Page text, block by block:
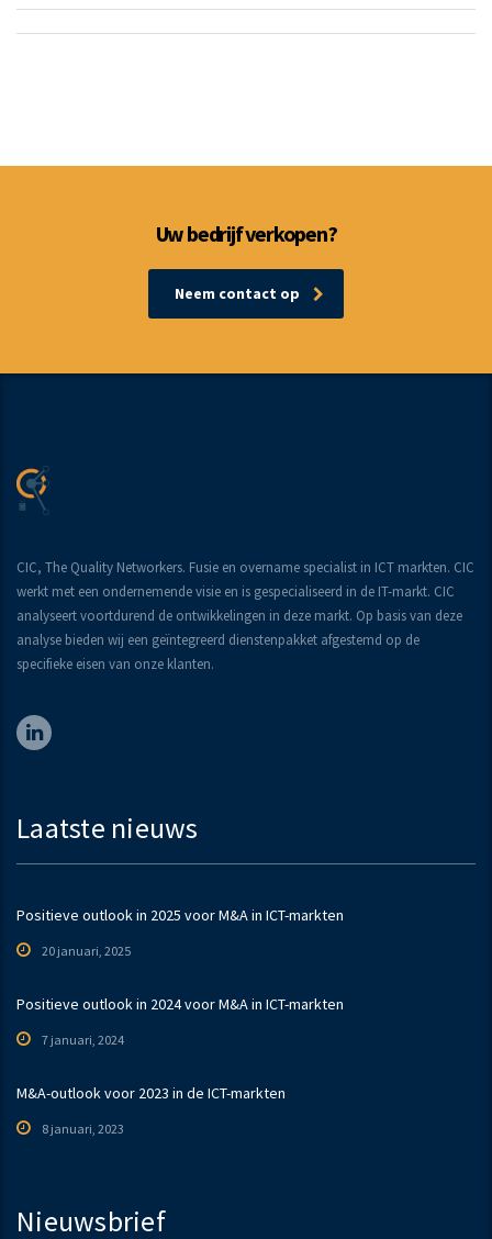
Uw bedrijf verkopen?
Neem contact op
CIC, The Quality Networkers. Fusie en overname specialist in ICT markten. CIC
werkt met een ondernemende visie en is gespecialiseerd in de IT-markt. CIC
analyseert voortdurend de ontwikkelingen in deze markt. Op basis van deze
analyse bieden wij een geïntegreerd dienstenpakket afgestemd op de
specifieke eisen van onze klanten.
Laatste nieuws
Positieve outlook in 2025 voor M&A in ICT-markten
20 januari, 2025
Positieve outlook in 2024 voor M&A in ICT-markten
7 januari, 2024
M&A-outlook voor 2023 in de ICT-markten
8 januari, 2023
Nieuwsbrief